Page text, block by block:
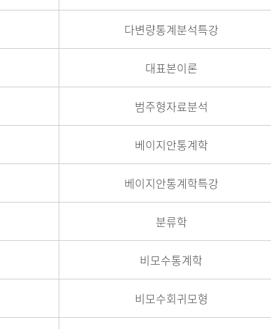
다변량통계분석특강
대표본이론
범주형자료분석
베이지안통계학
베이지안통계학특강
분류학
비모수통계학
비모수회귀모형